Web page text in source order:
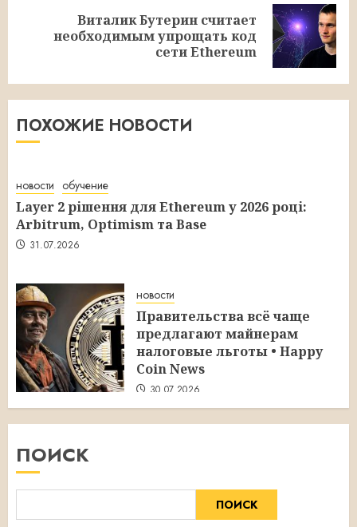
Следующая
Виталик Бутерин считает
необходимым упрощать код
сети Ethereum
ПОХОЖИЕ НОВОСТИ
новости обучение
Layer 2 рішення для Ethereum у 2026 році:
Arbitrum, Optimism та Base
31.07.2026
новости
Правительства всё чаще
предлагают майнерам
налоговые льготы • Happy
Coin News
30.07.2026
ПОИСК
ПОИСК